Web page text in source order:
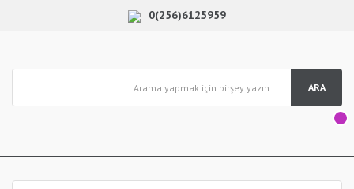
0(256)6125959
ARA